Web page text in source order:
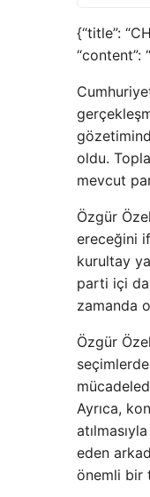
{“title”:
“content”: “
oldu.
mevcut
Özgür
ereceğini
kurultay
parti içi
zamanda
Özgür
Ayrıca,
eden
önemli bir